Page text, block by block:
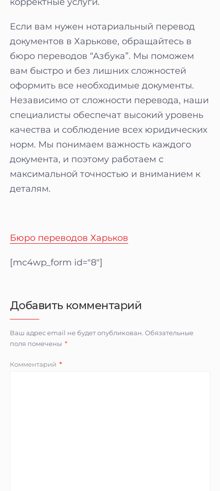
Если вам нужен нотариальный перевод
документов в Харькове, обращайтесь в
бюро переводов “Азбука”. Мы поможем
вам быстро и без лишних сложностей
оформить все необходимые документы.
Независимо от сложности перевода, наши
специалисты обеспечат высокий уровень
качества и соблюдение всех юридических
норм. Мы понимаем важность каждого
документа, и поэтому работаем с
максимальной точностью и вниманием к
деталям.
Бюро переводов Харьков
[mc4wp_form id="8"]
Добавить комментарий
Ваш адрес email не будет опубликован. Обязательные
поля помечены *
Комментарий *